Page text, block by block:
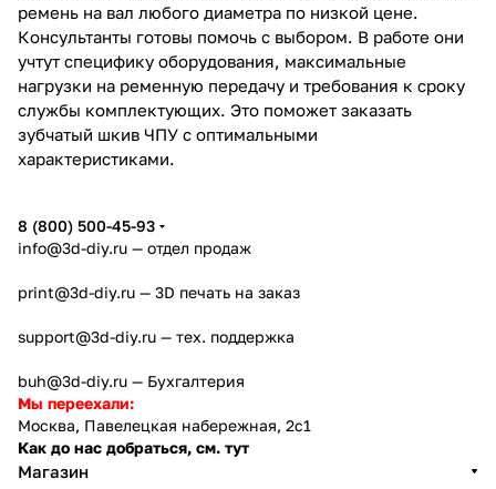
ремень на вал любого диаметра по низкой цене.
Консультанты готовы помочь с выбором. В работе они
учтут специфику оборудования, максимальные
нагрузки на ременную передачу и требования к сроку
службы комплектующих. Это поможет заказать
зубчатый шкив ЧПУ с оптимальными
характеристиками.
8 (800) 500-45-93
info@3d-diy.ru — отдел продаж
print@3d-diy.ru — 3D печать на заказ
support@3d-diy.ru — тех. поддержка
buh@3d-diy.ru — Бухгалтерия
Мы переехали:
Москва, Павелецкая набережная, 2с1
Как до нас добраться, см. тут
Магазин